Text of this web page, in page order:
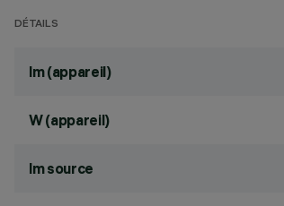
DÉTAILS
lm (appareil)
W (appareil)
lm source